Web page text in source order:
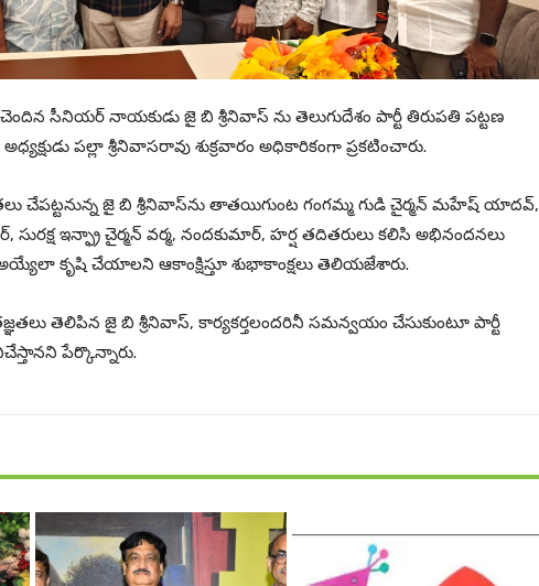
సీనియర్ నాయకుడు జై బి శ్రీనివాస్ ను తెలుగుదేశం పార్టీ తిరుపతి పట్టణ
పల్లా శ్రీనివాసరావు శుక్రవారం అధికారికంగా ప్రకటించారు.
చేపట్టనున్న జై బి శ్రీనివాస్‌ను తాతయిగుంట గంగమ్మ గుడి చైర్మన్ మహేష్ యాదవ్,
సురక్ష ఇన్ఫ్రా చైర్మన్ వర్మ, నందకుమార్, హర్ష తదితరులు కలిసి అభినందనలు
కృషి చేయాలని ఆకాంక్షిస్తూ శుభాకాంక్షలు తెలియజేశారు.
తెలిపిన జై బి శ్రీనివాస్, కార్యకర్తలందరినీ సమన్వయం చేసుకుంటూ పార్టీ
పేర్కొన్నారు.